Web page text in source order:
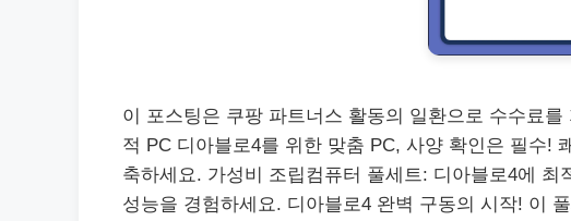
이 포스팅은 쿠팡 파트너스 활동의 일환으로 수수료
적 PC 디아블로4를 위한 맞춤 PC, 사양 확인은 필수!
축하세요. 가성비 조립컴퓨터 풀세트: 디아블로4에
성능을 경험하세요. 디아블로4 완벽 구동의 시작! 이